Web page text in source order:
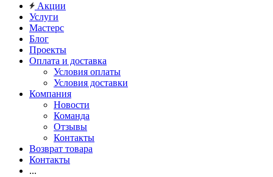
Акции
Услуги
Мастерс
Блог
Проекты
Оплата и доставка
Условия оплаты
Условия доставки
Компания
Новости
Команда
Отзывы
Контакты
Возврат товара
Контакты
...